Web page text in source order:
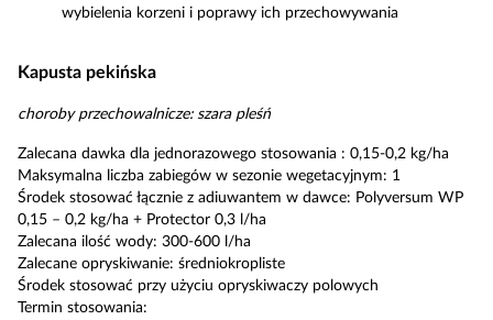
wybielenia korzeni i poprawy ich przechowywania
Kapusta pekińska
choroby przechowalnicze: szara pleśń
Zalecana dawka dla jednorazowego stosowania : 0,15-0,2 kg/ha
Maksymalna liczba zabiegów w sezonie wegetacyjnym: 1
Środek stosować łącznie z adiuwantem w dawce: Polyversum WP
0,15 – 0,2 kg/ha + Protector 0,3 l/ha
Zalecana ilość wody: 300-600 l/ha
Zalecane opryskiwanie: średniokropliste
Środek stosować przy użyciu opryskiwaczy polowych
Termin stosowania: